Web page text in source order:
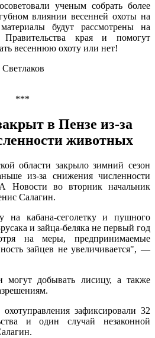
ученым собрать более
влиянии весенней охоты на
будут рассмотрены на
Правительства края и помогут
весеннюю охоту или нет!
***
в Пензе из-за
животных
области закрыло зимний сезон
из-за снижения численности
Новости во вторник начальник
Салагин.
на кабана-сеголетку и пушного
и зайца-беляка не первый год
на меры, предпринимаемые
зайцев не увеличивается", —
могут добывать лисицу, а также
зафиксировали 32
и один случай незаконной